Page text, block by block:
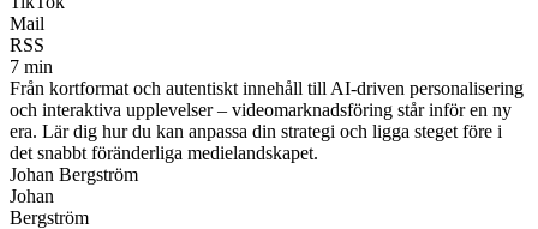
Mail
RSS
7 min
Från kortformat och autentiskt innehåll till AI-driven personalisering
och interaktiva upplevelser – videomarknadsföring står inför en ny
era. Lär dig hur du kan anpassa din strategi och ligga steget före i
det snabbt föränderliga medielandskapet.
Johan Bergström
Johan
Bergström